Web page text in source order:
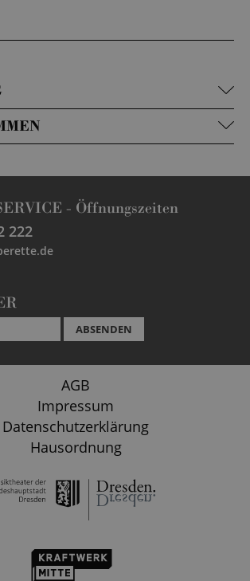
- Öffnungszeiten
222
ABSENDEN
AGB
Impressum
Datenschutzerklärung
Hausordnung